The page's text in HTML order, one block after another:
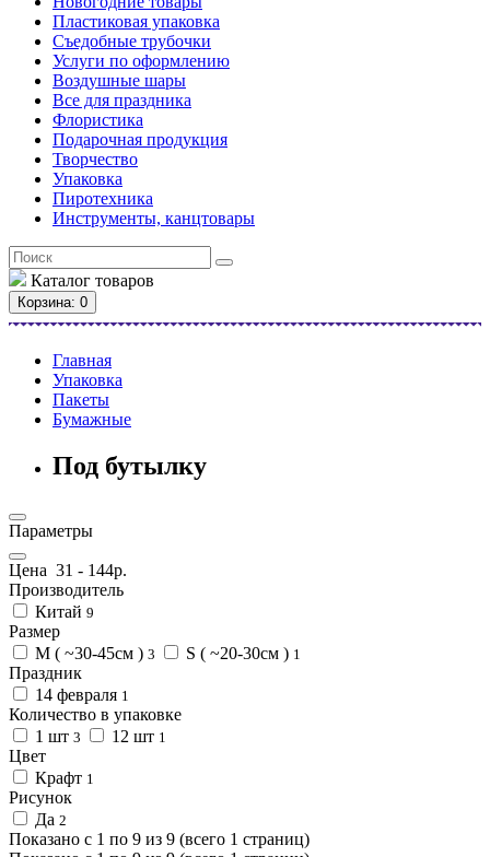
Пластиковая упаковка
Съедобные трубочки
Услуги по оформлению
Воздушные шары
Все для праздника
Флористика
Подарочная продукция
Творчество
Упаковка
Пиротехника
Инструменты, канцтовары
Каталог товаров
Корзина: 0
Главная
Упаковка
Пакеты
Бумажные
Под бутылку
Параметры
Цена 31 - 144р.
Производитель
Китай 9
Размер
M ( ~30-45см ) 3 S ( ~20-30см ) 1
Праздник
14 февраля 1
Количество в упаковке
1 шт 3 12 шт 1
Цвет
Крафт 1
Рисунок
Да 2
Показано с 1 по 9 из 9 (всего 1 страниц)